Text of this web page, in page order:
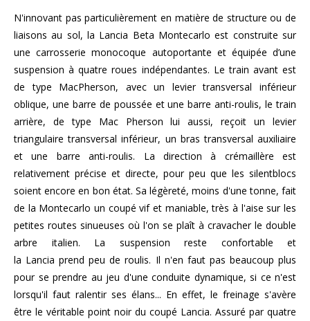
N'innovant pas particulièrement en matière de structure ou de
liaisons au sol, la Lancia Beta Montecarlo est construite sur
une carrosserie monocoque autoportante et équipée d’une
suspension à quatre roues indépendantes. Le train avant est
de type MacPherson, avec un levier transversal inférieur
oblique, une barre de poussée et une barre anti-roulis, le train
arrière, de type Mac Pherson lui aussi, reçoit un levier
triangulaire transversal inférieur, un bras transversal auxiliaire
et une barre anti-roulis. La direction à crémaillère est
relativement précise et directe, pour peu que les silentblocs
soient encore en bon état. Sa légèreté, moins d'une tonne, fait
de la Montecarlo un coupé vif et maniable, très à l'aise sur les
petites routes sinueuses où l'on se plaît à cravacher le double
arbre italien. La suspension reste confortable et
la Lancia prend peu de roulis. Il n'en faut pas beaucoup plus
pour se prendre au jeu d'une conduite dynamique, si ce n'est
lorsqu'il faut ralentir ses élans... En effet, le freinage s'avère
être le véritable point noir du coupé Lancia. Assuré par quatre